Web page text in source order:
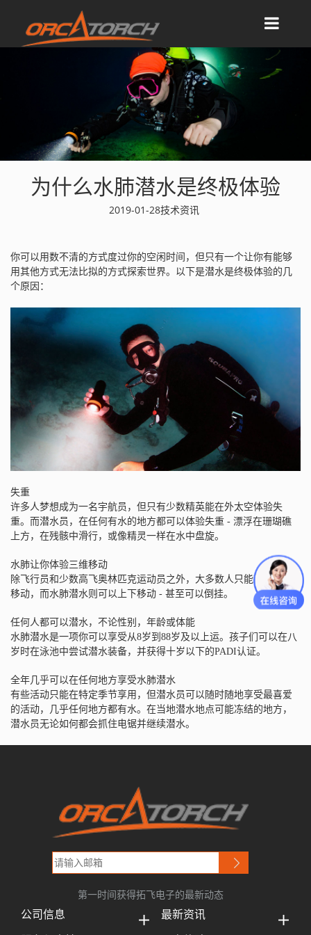
为什么水肺潜水是终极体验
2019-01-28技术资讯
你可以用数不清的方式度过你的空闲时间，但只有一个让你有能够
用其他方式无法比拟的方式探索世界。以下是潜水是终极体验的几
个原因：
失重
许多人梦想成为一名宇航员，但只有少数精英能在外太空体验失
重。而潜水员，在任何有水的地方都可以体验失重 - 漂浮在珊瑚礁
上方，在残骸中滑行，或像精灵一样在水中盘旋。
水肺让你体验三维移动
除飞行员和少数高飞奥林匹克运动员之外，大多数人只能前后左右
移动，而水肺潜水则可以上下移动 - 甚至可以倒挂。
任何人都可以潜水，不论性别，年龄或体能
水肺潜水是一项你可以享受从8岁到88岁及以上运。孩子们可以在八
岁时在泳池中尝试潜水装备，并获得十岁以下的PADI认证。
全年几乎可以在任何地方享受水肺潜水
有些活动只能在特定季节享用，但潜水员可以随时随地享受最喜爱
的活动，几乎任何地方都有水。在当地潜水地点可能冻结的地方，
潜水员无论如何都会抓住电锯并继续潜水。
第一时间获得拓飞电子的最新动态
公司信息
最新资讯